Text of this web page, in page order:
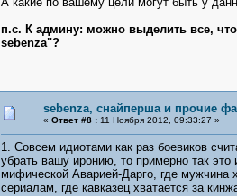
п.с. К админу: можно выделить все,
sebenza"?
sebenza, снайперша и прочие
« Ответ #8 :11 Ноября 2012, 09:33:27 »
1. Совсем идиотами как раз боевиков
убрать вашу иронию, то примерно так
мифической Аварией-Дарго, где мужчина
сериалам, где кавказец хватается за